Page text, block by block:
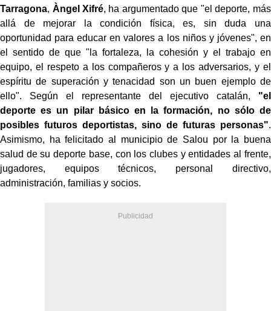
Tarragona, Àngel Xifré, ha argumentado que "el deporte, más
allá de mejorar la condición física, es, sin duda una
oportunidad para educar en valores a los niños y jóvenes", en
el sentido de que "la fortaleza, la cohesión y el trabajo en
equipo, el respeto a los compañeros y a los adversarios, y el
espíritu de superación y tenacidad son un buen ejemplo de
ello". Según el representante del ejecutivo catalán, "el
deporte es un pilar básico en la formación, no sólo de
posibles futuros deportistas, sino de futuras personas".
Asimismo, ha felicitado al municipio de Salou por la buena
salud de su deporte base, con los clubes y entidades al frente,
jugadores, equipos técnicos, personal directivo,
administración, familias y socios.